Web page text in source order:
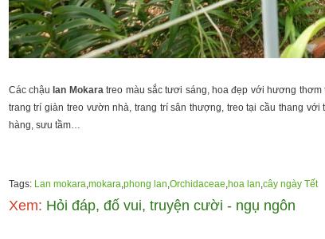
Các chậu lan Mokaratreo màu sắc tươi sáng, hoa đẹp với hương thơm
trang trí giàn treo vườn nhà, trang trí sân thượng, treo tại cầu thang
hàng, sưu tầm…
Tags: Lan mokara,mokara,phong lan,Orchidaceae,hoa lan,cây ngày Tết
Xem: Hỏi đáp, đố vui, truyện cười - ngụ ngôn